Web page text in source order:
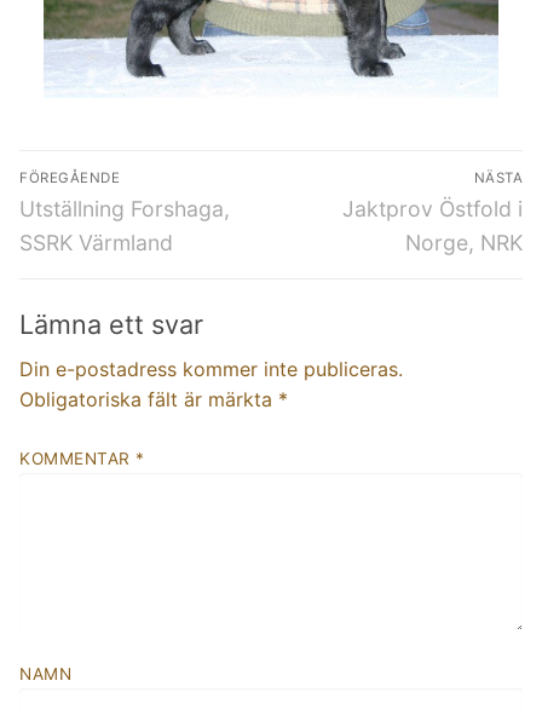
FÖREGÅENDE
Utställning Forshaga,
SSRK Värmland
NÄSTA
Jaktprov Östfold i
Norge, NRK
Lämna ett svar
Din e-postadress kommer inte publiceras.
Obligatoriska fält är märkta *
KOMMENTAR *
NAMN